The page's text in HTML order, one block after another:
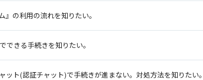
』の利用の流れを知りたい。
できる手続きを知りたい。
ット(認証チャット)で手続きが進まない。対処方法を知りた